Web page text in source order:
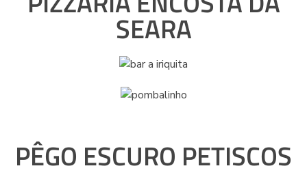
SEARA
PÊGO ESCURO PETISCOS